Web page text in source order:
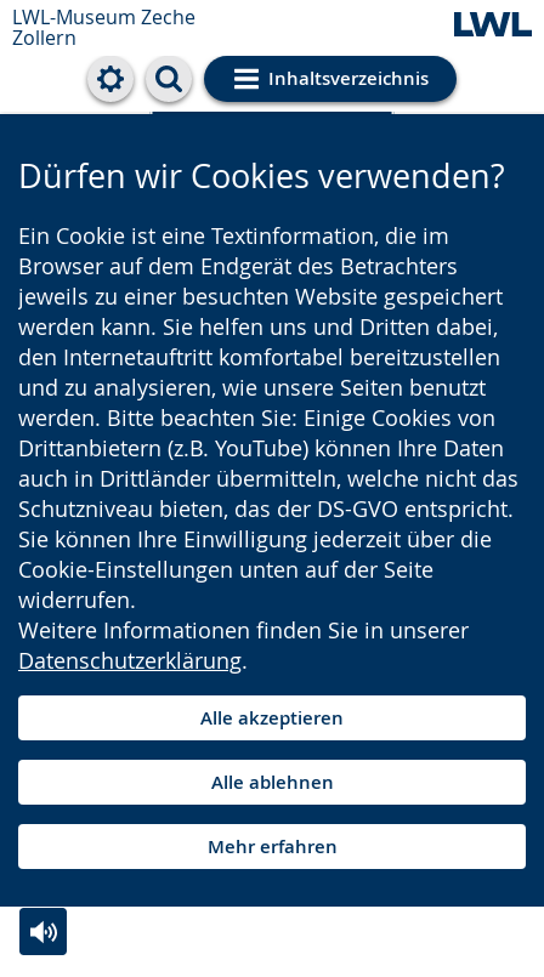
LWL-Museum Zeche
Zollern
Inhaltsverzeichnis
Cookie-Einstellungen
Dürfen wir Cookies verwenden?
Ein Cookie ist eine Textinformation, die im
Browser auf dem Endgerät des Betrachters
jeweils zu einer besuchten Website gespeichert
werden kann. Sie helfen uns und Dritten dabei,
den Internetauftritt komfortabel bereitzustellen
und zu analysieren, wie unsere Seiten benutzt
werden. Bitte beachten Sie: Einige Cookies von
Drittanbietern (z.B. YouTube) können Ihre Daten
auch in Drittländer übermitteln, welche nicht das
Schutzniveau bieten, das der DS-GVO entspricht.
Sie können Ihre Einwilligung jederzeit über die
Cookie-Einstellungen unten auf der Seite
widerrufen.
Weitere Informationen finden Sie in unserer
Datenschutzerklärung.
Alle akzeptieren
Alle ablehnen
Mehr erfahren